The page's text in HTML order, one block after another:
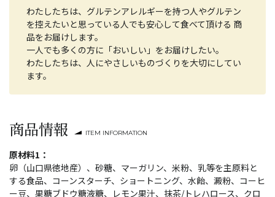
わたしたちは、グルテンアレルギーを持つ人やグルテン
を控えたいと思っている人でも安心して食べて頂ける 商
品をお届けします。
一人でも多くの方に「おいしい」をお届けしたい。
わたしたちは、人にやさしいものづくりを大切にしてい
ます。
商品情報 ITEM INFORMATION
原材料1：
卵（山口県徳地産）、砂糖、マーガリン、米粉、乳等を主原料と
する食品、コーンスターチ、ショートニング、水飴、澱粉、コーヒ
ー豆、果糖ブドウ糖液糖、レモン果汁、抹茶/トレハロース、クロ